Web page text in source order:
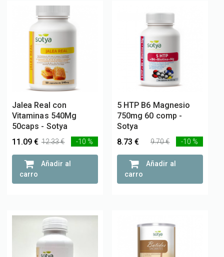
Jalea Real con
Vitaminas 540Mg
50caps - Sotya
11.09 € 12.33 € -10 %
Añadir al
carro
5 HTP B6 Magnesio
750mg 60 comp -
Sotya
8.73 €
9.70 € -10 %
Añadir al
carro